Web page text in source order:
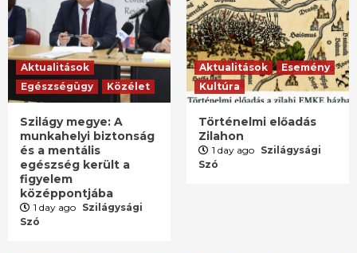
Aktualitások
Egészségügy
Közélet
Szilágy megye: A
munkahelyi biztonság
és a mentális
egészség került a
figyelem
középpontjába
1 day ago Szilágysági
Szó
Aktualitások
Esemény
Kultúra
Történelmi előadás
Zilahon
1 day ago Szilágysági
Szó